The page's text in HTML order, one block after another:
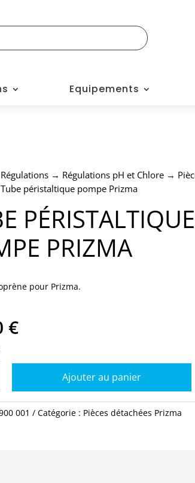
Equipements
Régulations → Régulations pH et Chlore →
péristaltique pompe Prizma
PÉRISTALTIQUE
PRIZMA
pour Prizma.
€
Ajouter au panier
001 Catégorie : Pièces détachées Prizma